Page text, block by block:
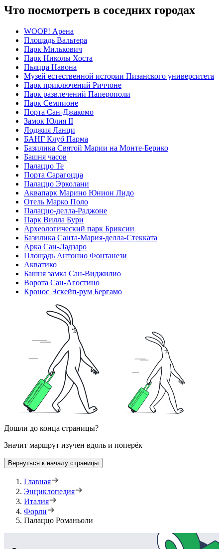
Что посмотреть в соседних городах
WOOP! Арена
Площадь Вальтера
Парк Милькович
Парк Николы Хоста
Пьяцца Навона
Музей естественной истории Пизанского университета
Парк приключений Риччоне
Парк развлечений Паперополи
Парк Семпионе
Порта Сан-Джакомо
Замок Юлия II
Лоджия Ланци
БАНГ Клуб Парма
Базилика Святой Марии на Монте-Берико
Башня часов
Палаццо Те
Порта Сарагоцца
Палаццо Эрколани
Аквапарк Марино Юнион Лидо
Отель Марко Поло
Палаццо-делла-Раджоне
Парк Вилла Бури
Археологический парк Бриксии
Базилика Санта-Мария-делла-Стекката
Арка Сан-Ладзаро
Площадь Антонио Фонтанези
Акватико
Башня замка Сан-Виджилио
Ворота Сан-Агостино
Кронос Эскейп-рум Бергамо
Дошли до конца страницы?
Значит маршрут изучен вдоль и поперёк
Вернуться к началу страницы
Главная
Энциклопедия
Италия
Форли
Палаццо Романьоли